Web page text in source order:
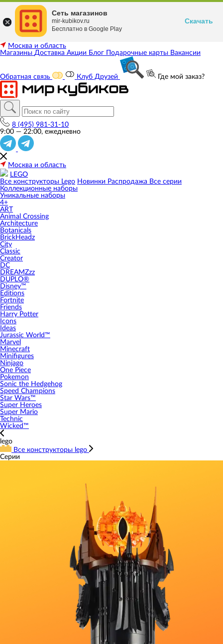
Москва и область
Магазины Доставка Акции Блог Подарочные карты Вакансии
Обратная связь Клуб Друзей Где мой заказ?
8 (495) 981-31-10
9:00 — 22:00, ежедневно
Москва и область
LEGO
Все конструкторы Lego Новинки Распродажа Все серии
Коллекционные наборы
Уникальные наборы
4+
ART
Animal Crossing
Architecture
Botanicals
BrickHeadz
City
Classic
Creator
DC
DREAMZzz
DUPLO®
Disney™
Editions
Fortnite
Friends
Harry Potter
Icons
Ideas
Jurassic World™
Marvel
Minecraft
Minifigures
Ninjago
One Piece
Pokemon
Sonic the Hedgehog
Speed Champions
Star Wars™
Super Heroes
Super Mario
Technic
Wicked™
lego
Все конструкторы lego
Серии
Сеть магазинов
mir-kubikov.ru
Бесплатно в Google Play
Скачать